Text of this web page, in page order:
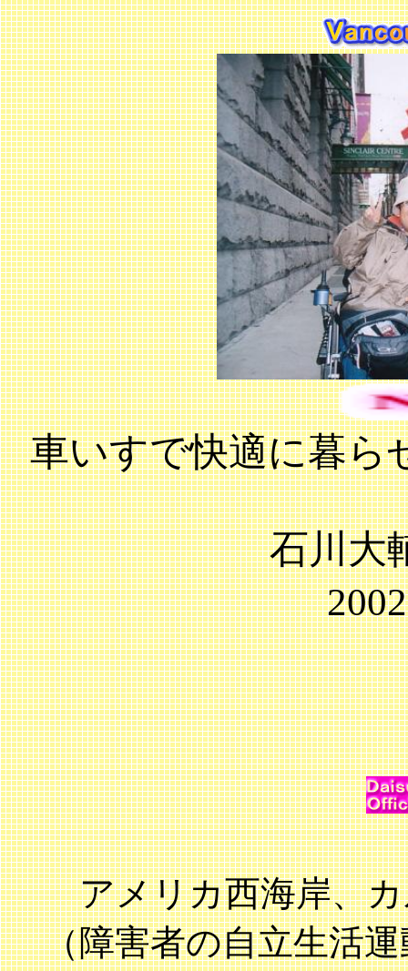
車いすで快適に暮ら
石川大
アメリカ西海岸、カ
（障害者の自立生活